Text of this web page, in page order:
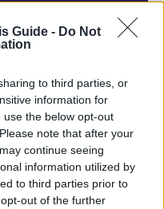
Guide - Do Not
to third parties, or
information for
the below opt-out
note that after your
continue seeing
information utilized by
to third parties prior to
out of the further
News